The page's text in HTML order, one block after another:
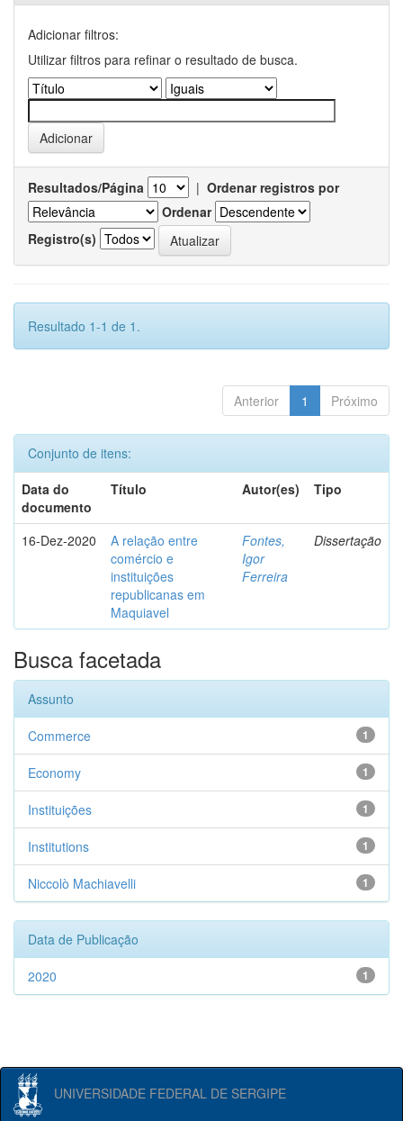
Adicionar filtros:
Utilizar filtros para refinar o resultado de busca.
Resultados/Página | Ordenar registros por
Ordenar
Registro(s)
Resultado 1-1 de 1.
Anterior 1 Próximo
Conjunto de itens:
Data do
documento
Título Autor(es) Tipo
16-Dez-2020
A relação entre
comércio e
instituições
republicanas em
Maquiavel
Fontes,
Igor
Ferreira
Dissertação
Busca facetada
Assunto
1
Commerce
1
Economy
1
Instituições
1
Institutions
1
Niccolò Machiavelli
Data de Publicação
1
2020
UNIVERSIDADE FEDERAL DE SERGIPE